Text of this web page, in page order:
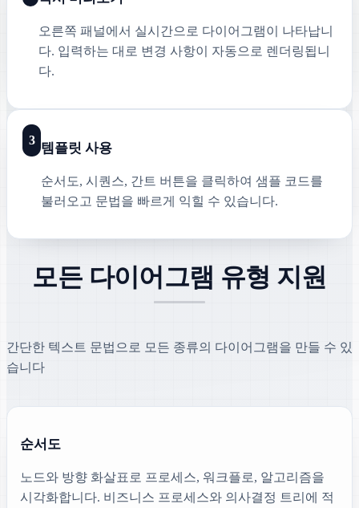
오른쪽 패널에서 실시간으로 다이어그램이 나타납니
다. 입력하는 대로 변경 사항이 자동으로 렌더링됩니
다.
3
템플릿 사용
순서도, 시퀀스, 간트 버튼을 클릭하여 샘플 코드를
불러오고 문법을 빠르게 익힐 수 있습니다.
모든 다이어그램 유형 지원
간단한 텍스트 문법으로 모든 종류의 다이어그램을 만들 수 있
습니다
순서도
노드와 방향 화살표로 프로세스, 워크플로, 알고리즘을
시각화합니다. 비즈니스 프로세스와 의사결정 트리에 적